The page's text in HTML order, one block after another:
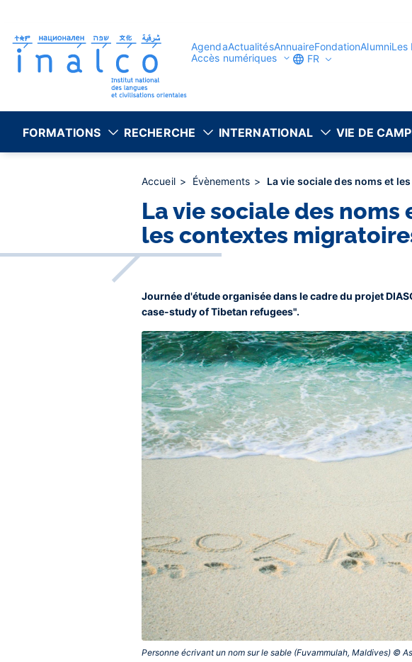
principal
AgendaActualitésAnnuaireFondationAlumniLes
Accès numériques
FR
FORMATIONS RECHERCHE INTERNATIONAL VIE DE
Accueil Évènements La vie sociale des noms et
La vie sociale des
les contextes
Journée d'étude organisée dans le cadre du projet
case-study of Tibetan refugees".
Personne écrivant un nom sur le sable (Fuvammulah, Maldives) ©